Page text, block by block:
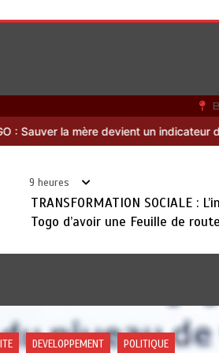
de civilisation RODRI AU BARÇA
9 heures
TRANSFORMATION SOCIALE :
Togo d’avoir une Feuille de route